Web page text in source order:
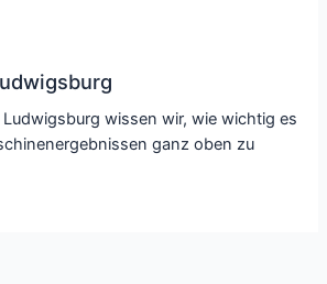
Ludwigsburg wissen wir, wie wichtig es
ganz oben zu